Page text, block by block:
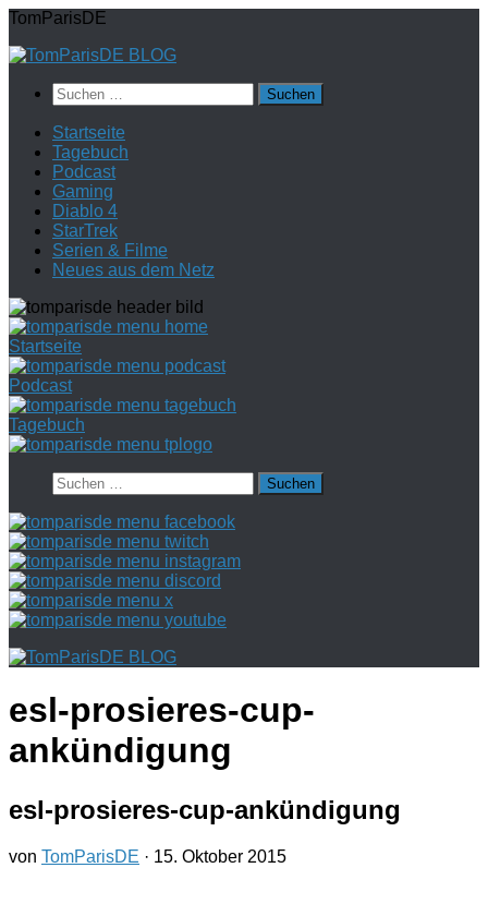
Zum
springen
TomParisDE
Suchen
nach:
Startseite
Tagebuch
Podcast
Gaming
Diablo 4
StarTrek
Serien & Filme
Neues aus dem Netz
Startseite
Podcast
Tagebuch
Suchen
nach:
esl-prosieres-cup-
ankündigung
esl-prosieres-cup-ankündigung
von TomParisDE · 15. Oktober 2015